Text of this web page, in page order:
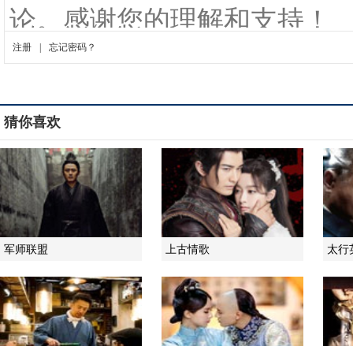
猜你喜欢
军师联盟 上古情歌 太行